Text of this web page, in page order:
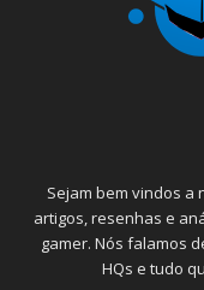
Sejam bem vindos a
artigos, resenhas e
gamer. Nós falamos
HQs e tudo